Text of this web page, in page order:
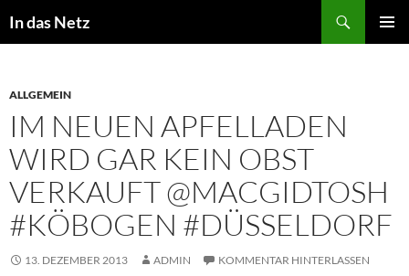
Inhalt
In das Netz
ALLGEMEIN
IM NEUEN APFELLADEN
WIRD GAR KEIN OBST
VERKAUFT @MACGIDTOSH
#KÖBOGEN #DÜSSELDORF
13. DEZEMBER 2013 ADMIN KOMMENTAR HINTERLASSEN